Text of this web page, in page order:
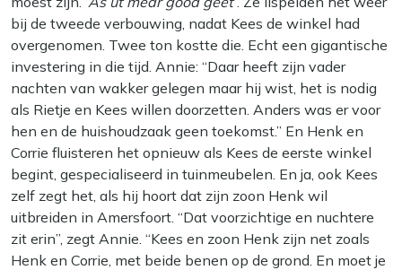
bij de tweede verbouwing, nadat Kees de winkel had
overgenomen. Twee ton kostte die. Echt een gigantische
investering in die tijd. Annie: “Daar heeft zijn vader
nachten van wakker gelegen maar hij wist, het is nodig
als Rietje en Kees willen doorzetten. Anders was er voor
hen en de huishoudzaak geen toekomst.” En Henk en
Corrie fluisteren het opnieuw als Kees de eerste winkel
begint, gespecialiseerd in tuinmeubelen. En ja, ook Kees
zelf zegt het, als hij hoort dat zijn zoon Henk wil
uitbreiden in Amersfoort. “Dat voorzichtige en nuchtere
zit erin”, zegt Annie. “Kees en zoon Henk zijn net zoals
Henk en Corrie, met beide benen op de grond. En moet je